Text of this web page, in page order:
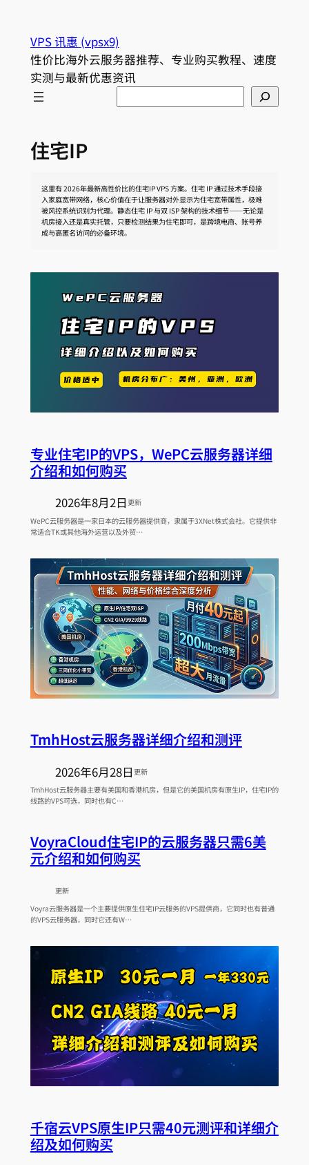
VPS 讯惠 (vpsx9)
性价比海外云服务器推荐、专业购买教程、速度
实测与最新优惠资讯
住宅IP
这里有 2026年最新高性价比的住宅IP VPS 方案。住宅 IP 通过技术手段接
入家庭宽带网络，核心价值在于让服务器对外显示为住宅宽带属性，极难
被风控系统识别为代理。静态住宅 IP 与双 ISP 架构的技术细节——无论是
机房接入还是真实托管，只要检测结果为住宅即可，是跨境电商、账号养
成与高匿名访问的必备环境。
专业住宅IP的VPS，WePC云服务器详细
介绍和如何购买
2026年8月2日 更新
WePC云服务器是一家日本的云服务器提供商，隶属于3XNet株式会社。它提供非
常适合TK或其他海外运营以及外贸…
TmhHost云服务器详细介绍和测评
2026年6月28日 更新
TmhHost云服务器主要有美国和香港机房，但是它的美国机房有原生IP，住宅IP的
线路的VPS可选，同时也有C…
VoyraCloud住宅IP的云服务器只需6美
元介绍和如何购买
更新
Voyra云服务器是一个主要提供原生住宅IP云服务的VPS提供商，它同时也有普通
的VPS云服务器，同时它还有W…
千宿云VPS原生IP只需40元测评和详细介
绍及如何购买